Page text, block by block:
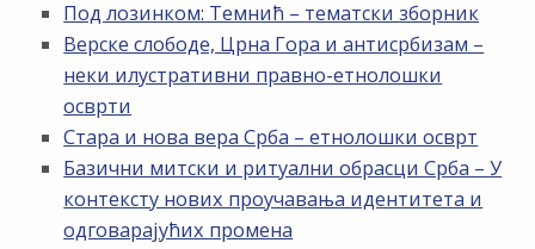
Под лозинком: Темнић – тематски зборник
Верске слободе, Црна Гора и антисрбизам –
неки илустративни правно-етнолошки
осврти
Стара и нова вера Срба – етнолошки осврт
Базични митски и ритуални обрасци Срба – У
контексту нових проучавања идентитета и
одговарајућих промена